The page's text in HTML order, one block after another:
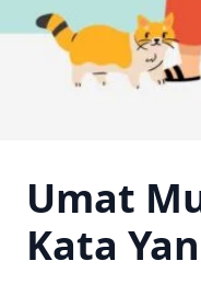
Umat
Kata